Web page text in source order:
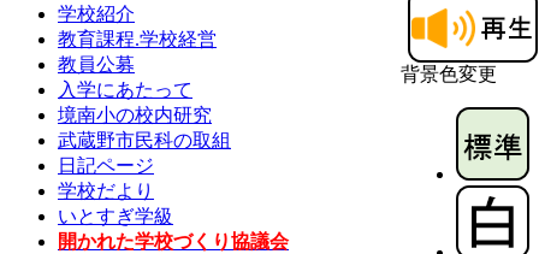
背景色変更
学校紹介
教育課程.学校経営
教員公募
入学にあたって
境南小の校内研究
武蔵野市民科の取組
日記ページ
学校だより
いとすぎ学級
開かれた学校づくり協議会